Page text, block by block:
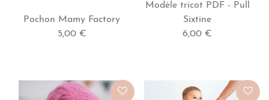
Pochon Mamy Factory
5,00 €
Modèle tricot PDF - Pull
Sixtine
6,00 €